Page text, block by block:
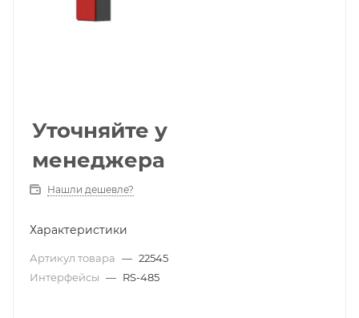
Уточняйте у
менеджера
Нашли дешевле?
Характеристики
Артикул товара — 22545
Интерфейсы — RS-485